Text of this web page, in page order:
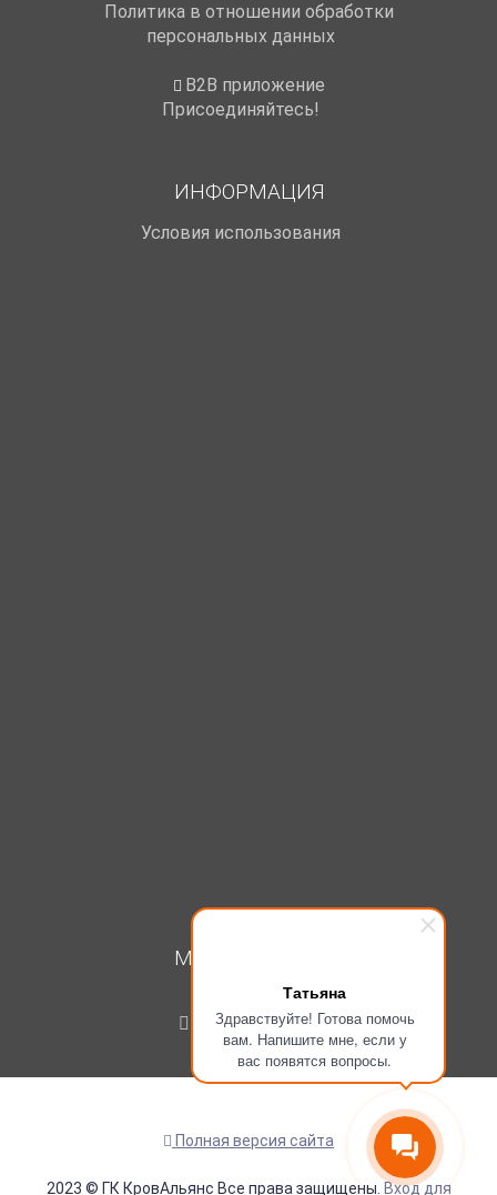
Татьяна
Здравствуйте! Готова помочь
вам. Напишите мне, если у
вас появятся вопросы.
Политика в отношении обработки
персональных данных
B2B приложение
Присоединяйтесь!
ИНФОРМАЦИЯ
Условия использования
МОЙ КАБИНЕТ
Регистрация
Полная версия сайта
2023 © ГК КровАльянс Все права защищены. Вход для